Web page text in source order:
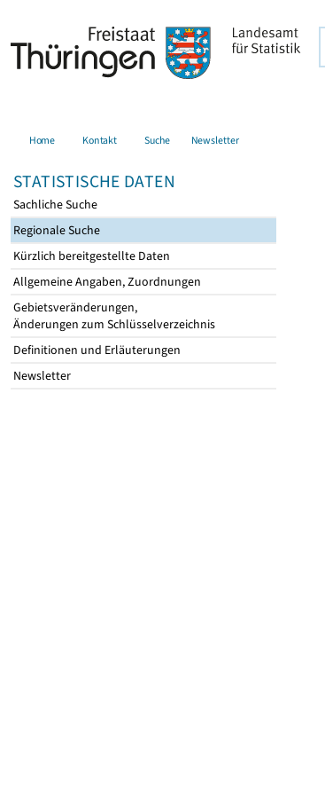
Home Kontakt Suche Newsletter
STATISTISCHE DATEN
Sachliche Suche
Regionale Suche
Kürzlich bereitgestellte Daten
Allgemeine Angaben, Zuordnungen
Gebietsveränderungen,
Änderungen zum Schlüsselverzeichnis
Definitionen und Erläuterungen
Newsletter